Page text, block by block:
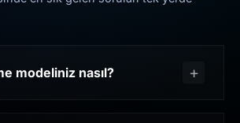
modeliniz nasıl?